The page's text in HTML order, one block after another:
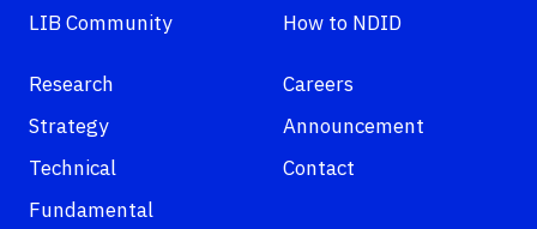
LIB Community
How to NDID
Research
Strategy
Technical
Fundamental
Careers
Announcement
Contact